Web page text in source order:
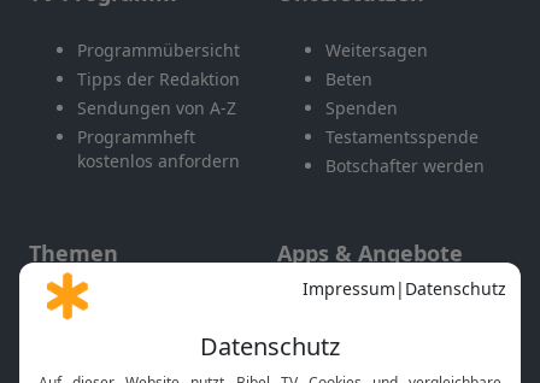
Programmübersicht
Tipps der Redaktion
Sendungen von A-Z
Programmheft
kostenlos anfordern
Weitersagen
Beten
Spenden
Testamentsspende
Botschafter werden
Themen
Gott und Bibel erklärt
Apps & Angebote
Mobile App